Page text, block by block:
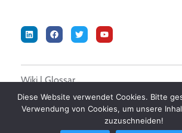
Wiki|Glossar
© 2026 DALASON GmbH –Impressum
Diese Website verwendet Cookies. Bitte
Verwendung von Cookies, um unsere
zuzuschneiden!